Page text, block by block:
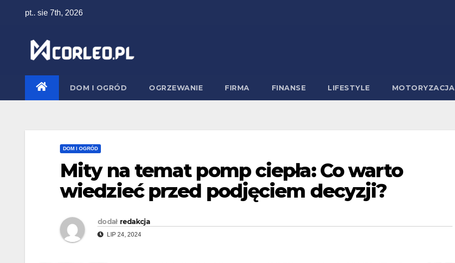
pt.. sie 7th, 2026
DOM I OGRÓD OGRZEWANIE FIRMA FINANSE LIFESTYLE MOTORYZACJA
DOM I OGRÓD
Mity na temat pomp ciepła: Co warto
wiedzieć przed podjęciem decyzji?
dodał redakcja
LIP 24, 2024